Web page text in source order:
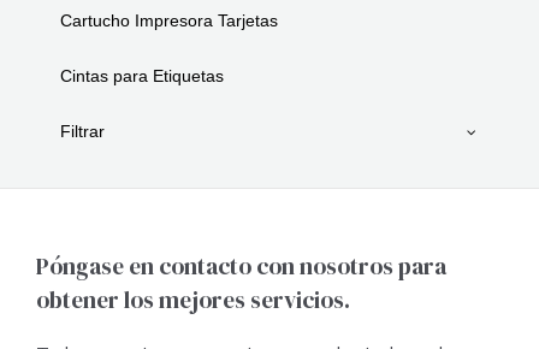
Cartucho Impresora Tarjetas
Cintas para Etiquetas
Filtrar
Póngase en contacto con nosotros para
obtener los mejores servicios.